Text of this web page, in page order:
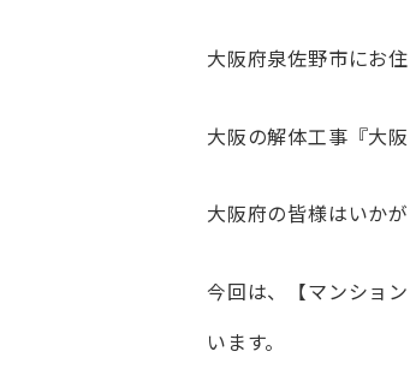
大阪府泉佐野市にお
大阪の解体工事『大
大阪府の皆様はいか
今回は、【マンショ
います。